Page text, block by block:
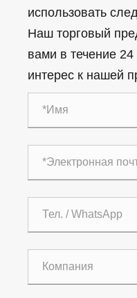
использовать
Наш торговый
вами в течение
интерес к нашей